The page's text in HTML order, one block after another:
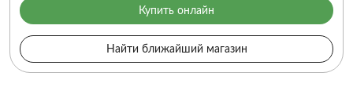
Купить онлайн
Найти ближайший магазин